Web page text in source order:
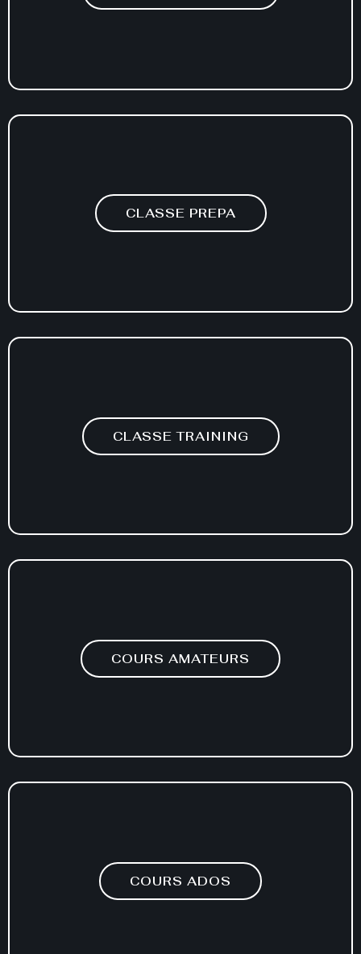
CLASSE PREPA
CLASSE TRAINING
COURS AMATEURS
COURS ADOS